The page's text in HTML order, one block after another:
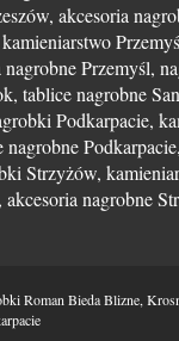
akcesoria
Przemyśl,
tablice nagrobne
Podkarpacie,
Strzyżów,
nagrobne
Roman Bieda Blizne,